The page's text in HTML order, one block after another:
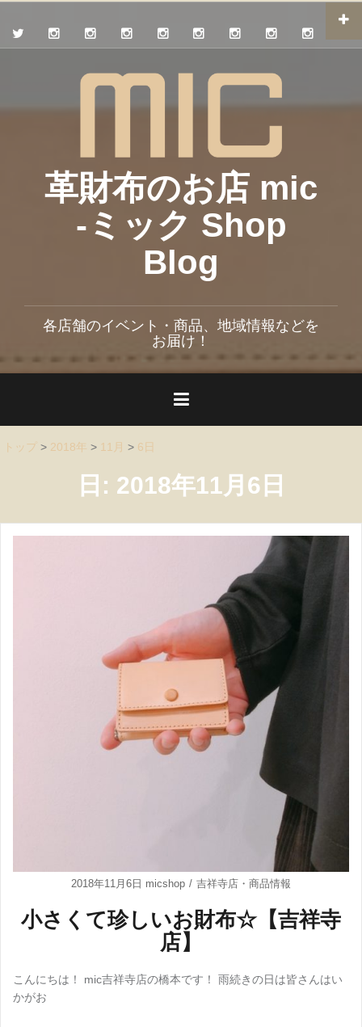
革財布のお店 mic
-ミック Shop
Blog
各店舗のイベント・商品、地域情報などを
お届け！
トップ > 2018年 > 11月 > 6日
日: 2018年11月6日
2018年11月6日 micshop 吉祥寺店 ・ 商品情報
小さくて珍しいお財布☆【吉祥寺
店】
こんにちは！ mic吉祥寺店の橋本です！ 雨続きの日は皆さんはい
かがお